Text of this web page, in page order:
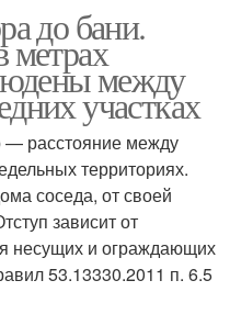
до бани.
метрах
между
участках
расстояние между
территориях.
соседа, от своей
зависит от
несущих и ограждающих
53.13330.2011 п. 6.5